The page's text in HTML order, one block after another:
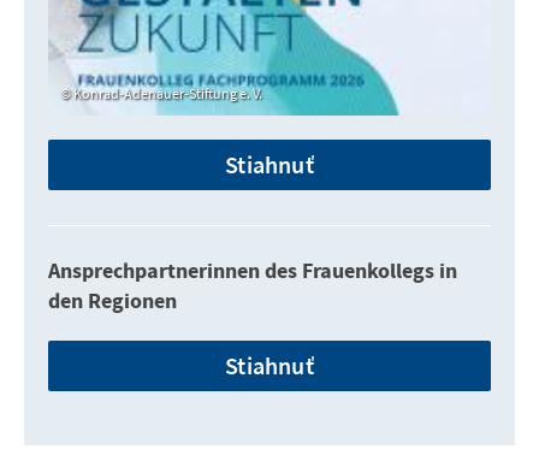
Konrad-Adenauer-Stiftung e. V.
Stiahnuť
Ansprechpartnerinnen des Frauenkollegs in
den Regionen
Stiahnuť